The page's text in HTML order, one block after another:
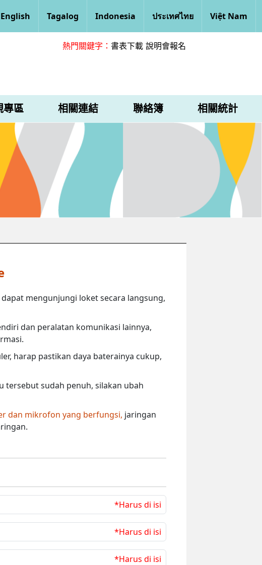
English Tagalog Indonesia ประเทศไทย Việt Nam
熱門關鍵字： 書表下載 說明會報名
專區 相關連結 聯絡簿 相關統計
mengunjungi loket secara langsung,
dan peralatan komunikasi lainnya,
harap pastikan daya baterainya cukup,
tersebut sudah penuh, silakan ubah
dan mikrofon yang berfungsi, jaringan
*Harus di isi
*Harus di isi
*Harus di isi